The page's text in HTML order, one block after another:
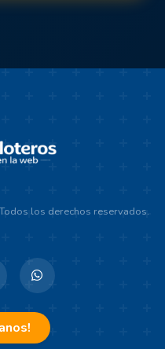
los derechos reservados.